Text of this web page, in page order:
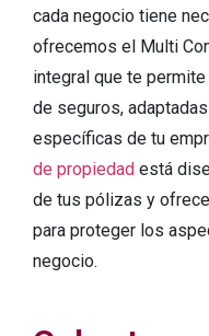
cada negocio tiene
ofrecemos el Multi
integral que te
de seguros,
específicas de tu
de propiedad está
de tus pólizas y
para proteger los
negocio.